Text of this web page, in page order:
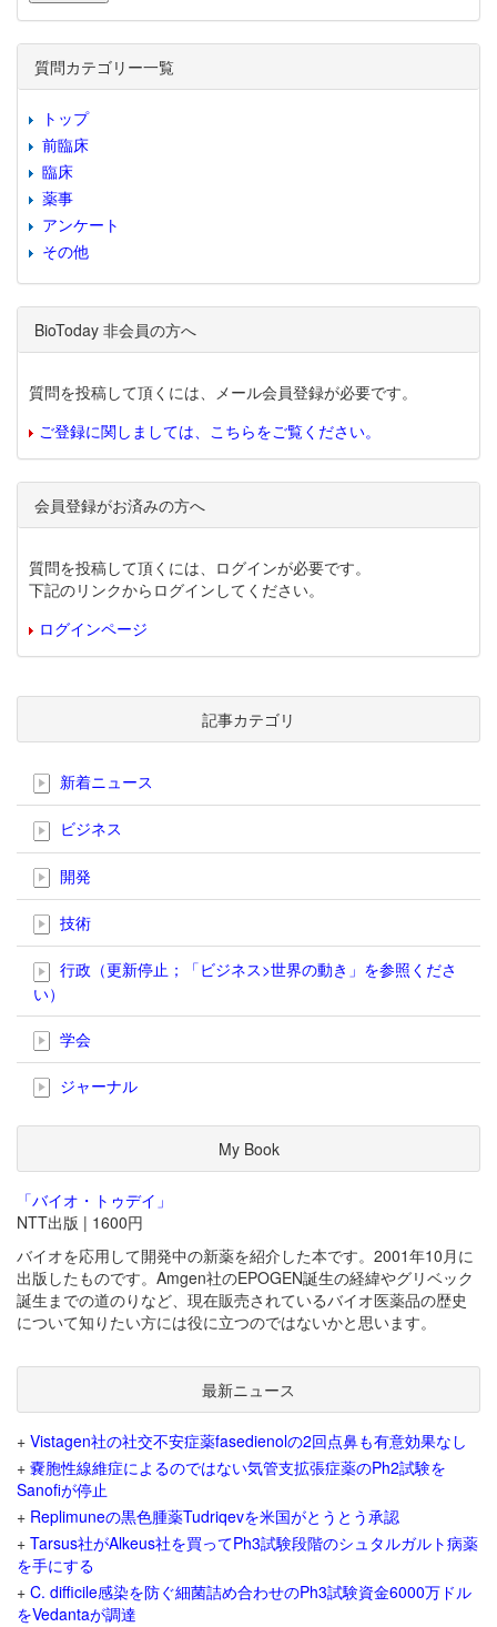
質問カテゴリー一覧
トップ
前臨床
臨床
薬事
アンケート
その他
BioToday 非会員の方へ
質問を投稿して頂くには、メール会員登録が必要です。
ご登録に関しましては、こちらをご覧ください。
会員登録がお済みの方へ
質問を投稿して頂くには、ログインが必要です。
下記のリンクからログインしてください。
ログインページ
記事カテゴリ
新着ニュース
ビジネス
開発
技術
行政（更新停止；「ビジネス>世界の動き」を参照くださ
い）
学会
ジャーナル
My Book
「バイオ・トゥデイ」
NTT出版 | 1600円
バイオを応用して開発中の新薬を紹介した本です。2001年10月に
出版したものです。Amgen社のEPOGEN誕生の経緯やグリベック
誕生までの道のりなど、現在販売されているバイオ医薬品の歴史
について知りたい方には役に立つのではないかと思います。
最新ニュース
+ Vistagen社の社交不安症薬fasedienolの2回点鼻も有意効果なし
+ 嚢胞性線維症によるのではない気管支拡張症薬のPh2試験を
Sanofiが停止
+ Replimuneの黒色腫薬Tudriqevを米国がとうとう承認
+ Tarsus社がAlkeus社を買ってPh3試験段階のシュタルガルト病薬
を手にする
+ C. difficile感染を防ぐ細菌詰め合わせのPh3試験資金6000万ドル
をVedantaが調達